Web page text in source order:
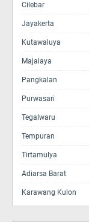
Cilebar
Jayakerta
Kutawaluya
Majalaya
Pangkalan
Purwasari
Tegalwaru
Tempuran
Tirtamulya
Adiarsa Barat
Karawang Kulon